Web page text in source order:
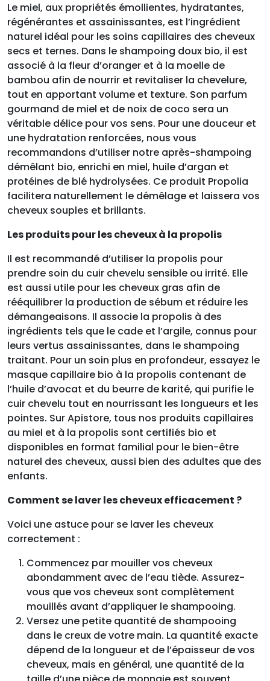
Le miel, aux propriétés émollientes, hydratantes,
régénérantes et assainissantes, est l’ingrédient
naturel idéal pour les soins capillaires des cheveux
secs et ternes. Dans le shampoing doux bio, il est
associé à la fleur d’oranger et à la moelle de
bambou afin de nourrir et revitaliser la chevelure,
tout en apportant volume et texture. Son parfum
gourmand de miel et de noix de coco sera un
véritable délice pour vos sens. Pour une douceur et
une hydratation renforcées, nous vous
recommandons d’utiliser notre après-shampoing
démêlant bio, enrichi en miel, huile d’argan et
protéines de blé hydrolysées. Ce produit Propolia
facilitera naturellement le démêlage et laissera vos
cheveux souples et brillants.
Les produits pour les cheveux à la propolis
Il est recommandé d’utiliser la propolis pour
prendre soin du cuir chevelu sensible ou irrité. Elle
est aussi utile pour les cheveux gras afin de
rééquilibrer la production de sébum et réduire les
démangeaisons. Il associe la propolis à des
ingrédients tels que le cade et l’argile, connus pour
leurs vertus assainissantes, dans le shampoing
traitant. Pour un soin plus en profondeur, essayez le
masque capillaire bio à la propolis contenant de
l’huile d’avocat et du beurre de karité, qui purifie le
cuir chevelu tout en nourrissant les longueurs et les
pointes. Sur Apistore, tous nos produits capillaires
au miel et à la propolis sont certifiés bio et
disponibles en format familial pour le bien-être
naturel des cheveux, aussi bien des adultes que des
enfants.
Comment se laver les cheveux efficacement ?
Voici une astuce pour se laver les cheveux
correctement :
Commencez par mouiller vos cheveux
abondamment avec de l’eau tiède. Assurez-
vous que vos cheveux sont complètement
mouillés avant d’appliquer le shampooing.
Versez une petite quantité de shampooing
dans le creux de votre main. La quantité exacte
dépend de la longueur et de l’épaisseur de vos
cheveux, mais en général, une quantité de la